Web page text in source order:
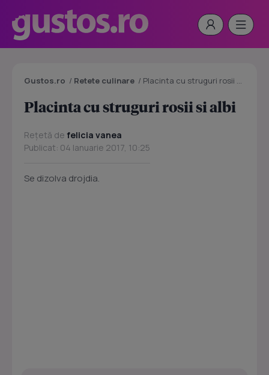
Gustos.ro / Retete culinare / Placinta cu struguri rosii si albi
Placinta cu struguri rosii si albi
Rețetă de felicia vanea
Publicat: 04 Ianuarie 2017, 10:25
Se dizolva drojdia.